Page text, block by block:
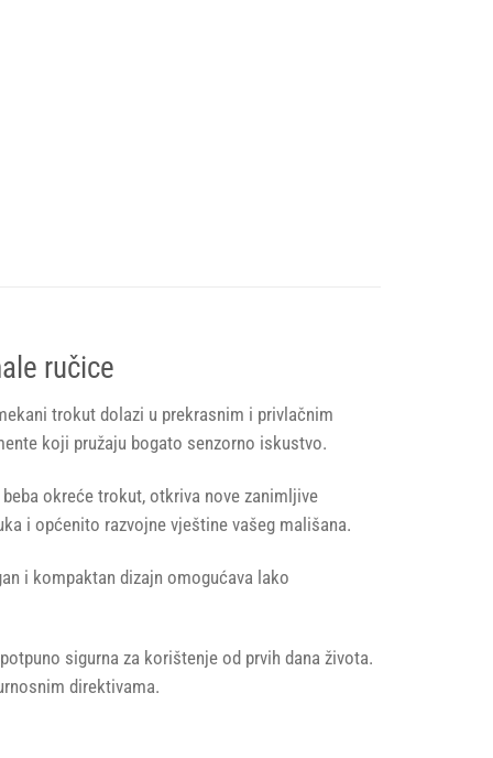
ručice
trokut dolazi u prekrasnim i privlačnim
koji pružaju bogato senzorno iskustvo.
okreće trokut, otkriva nove zanimljive
i općenito razvojne vještine vašeg mališana.
i kompaktan dizajn omogućava lako
sigurna za korištenje od prvih dana života.
direktivama.